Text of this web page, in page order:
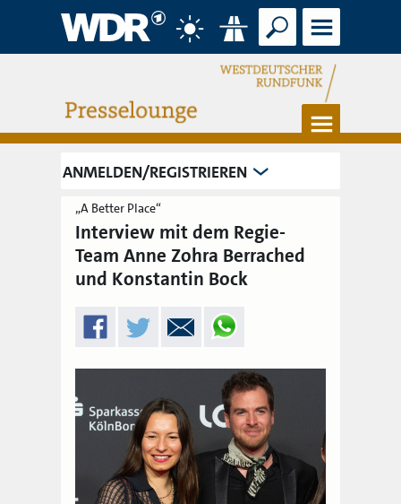
Verkehr
Suche Menü
Menü
ANMELDEN/REGISTRIEREN
„A Better Place“
Interview mit dem Regie-
Team Anne Zohra Berrached
und Konstantin Bock